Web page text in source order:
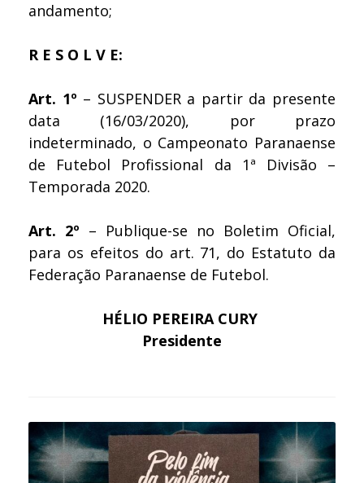
andamento;
R E S O L V E:
Art. 1º – SUSPENDER a partir da presente
data (16/03/2020), por prazo
indeterminado, o Campeonato Paranaense
de Futebol Profissional da 1ª Divisão –
Temporada 2020.
Art. 2º – Publique-se no Boletim Oficial,
para os efeitos do art. 71, do Estatuto da
Federação Paranaense de Futebol.
HÉLIO PEREIRA CURY
Presidente